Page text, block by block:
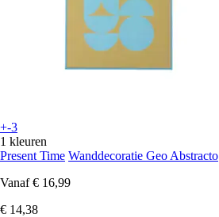
+-3
1 kleuren
Present Time Wanddecoratie Geo Abstracto
Vanaf € 16,99
€ 14,38